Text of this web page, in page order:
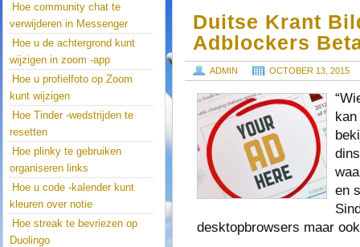
Duitse Krant
Adblockers
ADMIN OCTOBER 13, 2015
en
desktopbrowsers maar
Hoe community chat te
verwijderen in Messenger
Hoe u de achtergrond kunt
wijzigen in zoom -app
Hoe u profielfoto op Zoom
kunt wijzigen
Hoe Tinder -wedstrijden te
resetten
Hoe plinky te gebruiken
organiseren links
Hoe u code -kalender kunt
kleuren over notie
Hoe streak te bevriezen op
Duolingo